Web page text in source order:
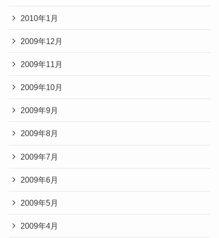
2010年1月
2009年12月
2009年11月
2009年10月
2009年9月
2009年8月
2009年7月
2009年6月
2009年5月
2009年4月